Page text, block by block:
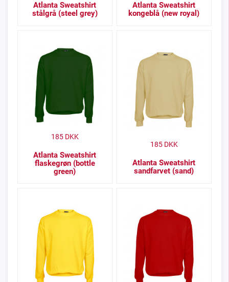
Atlanta Sweatshirt
stålgrå (steel grey)
Atlanta Sweatshirt
kongeblå (new royal)
Atlanta Sweatshirt
flaskegrøn (bottle
green)
185DKK
Atlanta Sweatshirt
sandfarvet (sand)
185DKK